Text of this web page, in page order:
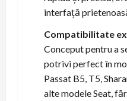
interfață
Compatibilitate
Conceput pentru a
potrivi perfect în
Passat B5, T5,
alte modele Seat,